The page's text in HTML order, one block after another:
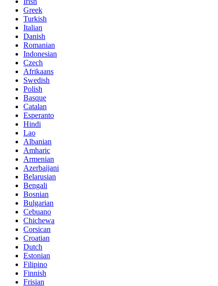
Greek
Turkish
Italian
Danish
Romanian
Indonesian
Czech
Afrikaans
Swedish
Polish
Basque
Catalan
Esperanto
Hindi
Lao
Albanian
Amharic
Armenian
Azerbaijani
Belarusian
Bengali
Bosnian
Bulgarian
Cebuano
Chichewa
Corsican
Croatian
Dutch
Estonian
Filipino
Finnish
Frisian